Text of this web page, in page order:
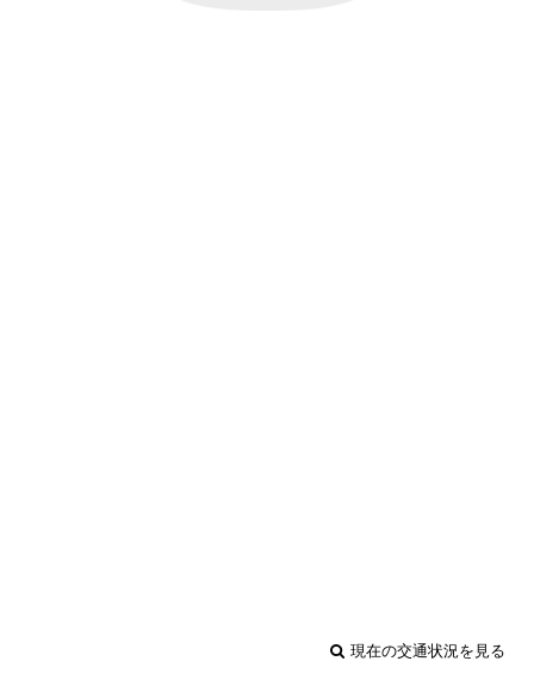
現在の交通状況を見る